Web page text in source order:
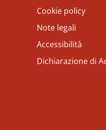
Cookie policy
Note legali
Accessibilità
Dichiarazione di